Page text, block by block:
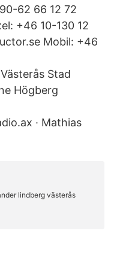
62 66 12 72
+46 10-130 12
Mobil: +46
Stad
Högberg
· Mathias